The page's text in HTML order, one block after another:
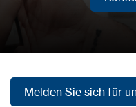
Melden Sie sich für